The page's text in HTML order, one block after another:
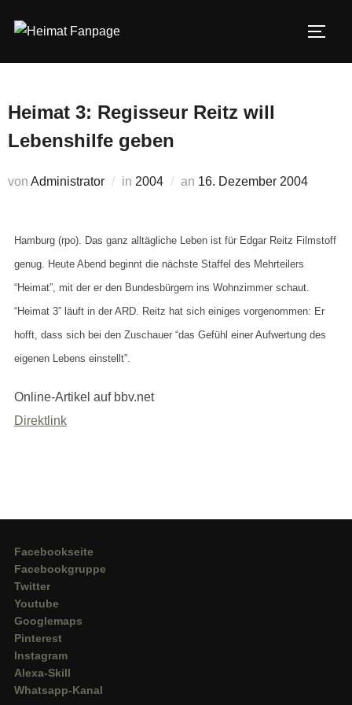
Inhalt
Heimat 3: Regisseur Reitz will
Lebenshilfe geben
von Administrator in 2004 an Veröffentlicht
16. Dezember 2004
Hamburg (rpo). Das ganz alltägliche Leben ist für Edgar Reitz Filmstoff
genug. Heute Abend beginnt die nächste Staffel des Mehrteilers
“Heimat”, mit der er den Bundesbürgern ins Wohnzimmer schaut.
“Heimat 3” läuft in der ARD. Reitz hat sich einiges vorgenommen: Er
hofft, dass sich bei den Zuschauer “das Gefühl einer Aufwertung des
eigenen Lebens einstellt”.
Online-Artikel auf bbv.net
Direktlink
Facebookseite
Facebookgruppe
Twitter
Youtube
Googlemaps
Pinterest
Instagram
Alexa-Skill
Whatsapp-Kanal